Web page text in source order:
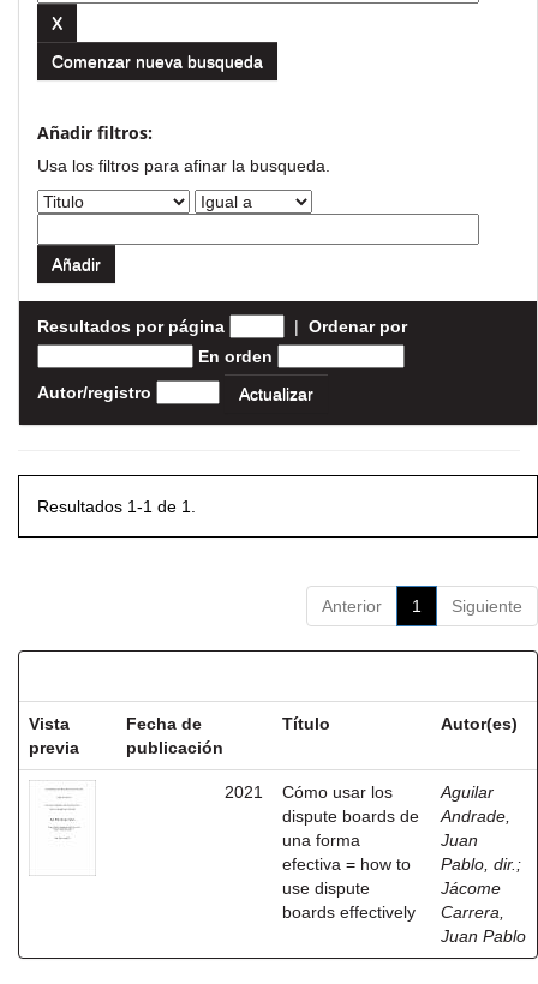
Comenzar nueva busqueda
Añadir filtros:
Usa los filtros para afinar la busqueda.
Resultados por página | Ordenar por
En orden
Autor/registro
Resultados 1-1 de 1.
Anterior 1 Siguiente
Vista
previa
Fecha de
publicación
Título Autor(es)
2021
Cómo usar los
dispute boards de
una forma
efectiva = how to
use dispute
boards effectively
Aguilar
Andrade,
Juan
Pablo, dir. ;
Jácome
Carrera,
Juan Pablo